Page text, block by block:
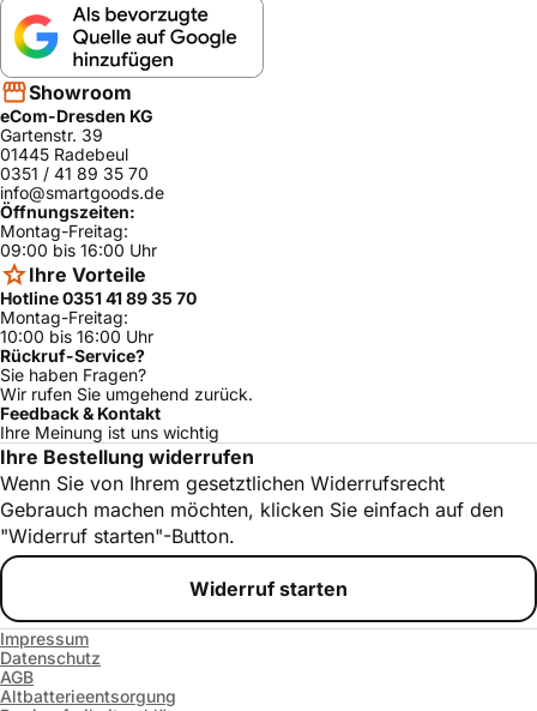
Showroom
eCom-Dresden KG
Gartenstr. 39
01445 Radebeul
0351 / 41 89 35 70
info@smartgoods.de
Öffnungszeiten:
Montag-Freitag:
09:00 bis 16:00 Uhr
Ihre Vorteile
Hotline 0351 41 89 35 70
Montag-Freitag:
10:00 bis 16:00 Uhr
Rückruf-Service?
Sie haben Fragen?
Wir rufen Sie umgehend zurück.
Feedback & Kontakt
Ihre Meinung ist uns wichtig
Ihre Bestellung widerrufen
Wenn Sie von Ihrem gesetztlichen Widerrufsrecht
Gebrauch machen möchten, klicken Sie einfach auf den
"Widerruf starten"-Button.
Widerruf starten
Impressum
Datenschutz
AGB
Altbatterieentsorgung